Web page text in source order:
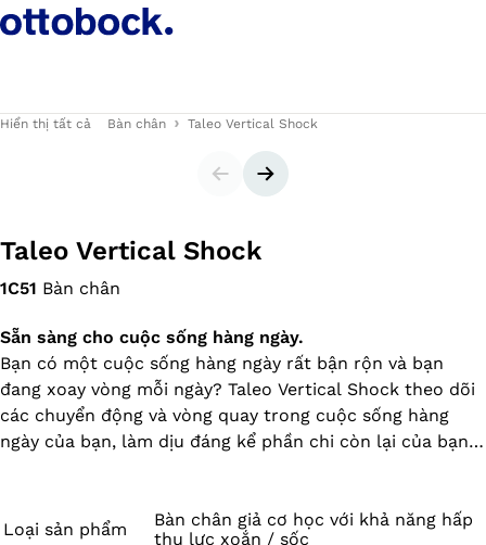
Hiển thị tất cả Bàn chân Taleo Vertical Shock
Trang trình chiếu
Trang trình chiếu sau
Taleo Vertical Shock
1C51 Bàn chân
Sẵn sàng cho cuộc sống hàng ngày.
Bạn có một cuộc sống hàng ngày rất bận rộn và bạn
đang xoay vòng mỗi ngày? Taleo Vertical Shock theo dõi
các chuyển động và vòng quay trong cuộc sống hàng
ngày của bạn, làm dịu đáng kể phần chi còn lại của bạn
lực xoắn và lực cắt hơn trên phần chi còn lại và giảm
Loại sản phẩm
Bàn chân giả cơ học với khả năng hấp
thụ lực xoắn / sốc